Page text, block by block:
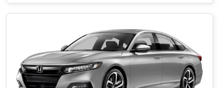
Сдать свой автомобиль в аренду